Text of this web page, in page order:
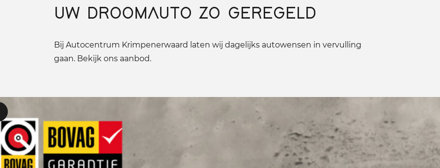
UW DROOMAUTO ZO GEREGELD
Bij Autocentrum Krimpenerwaard laten wij dagelijks autowensen in vervulling
gaan. Bekijk ons aanbod.